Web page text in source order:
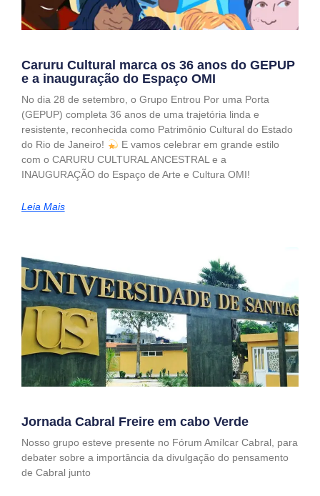
Caruru Cultural marca os 36 anos do GEPUP
e a inauguração do Espaço OMI
No dia 28 de setembro, o Grupo Entrou Por uma Porta
(GEPUP) completa 36 anos de uma trajetória linda e
resistente, reconhecida como Patrimônio Cultural do Estado
do Rio de Janeiro!
E vamos celebrar em grande estilo
com o CARURU CULTURAL ANCESTRAL e a
INAUGURAÇÃO do Espaço de Arte e Cultura OMI!
Leia Mais
Jornada Cabral Freire em cabo Verde
Nosso grupo esteve presente no Fórum Amílcar Cabral, para
debater sobre a importância da divulgação do pensamento
de Cabral junto